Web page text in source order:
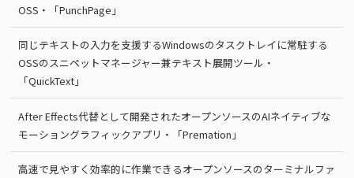
OSS・「PunchPage」
同じテキストの入力を支援するWindowsのタスクトレイに常駐する
OSSのスニペットマネージャー兼テキスト展開ツール・
「QuickText」
After Effects代替として開発されたオープンソースのAIネイティブな
モーショングラフィックアプリ・「Premation」
高速で見やすく効率的に作業できるオープンソースのターミナルファ